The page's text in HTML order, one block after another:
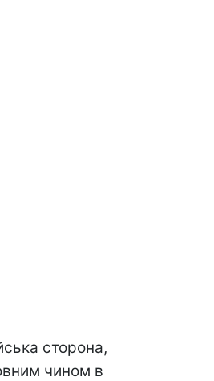
сторона,
чином в